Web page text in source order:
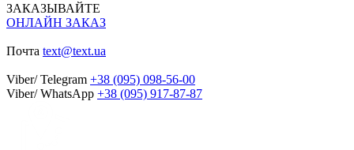
ЗАКАЗЫВАЙТЕ
ОНЛАЙН ЗАКАЗ
Почта text@text.ua
Viber/ Telegram +38 (095) 098-56-00
Viber/ WhatsApp +38 (095) 917-87-87